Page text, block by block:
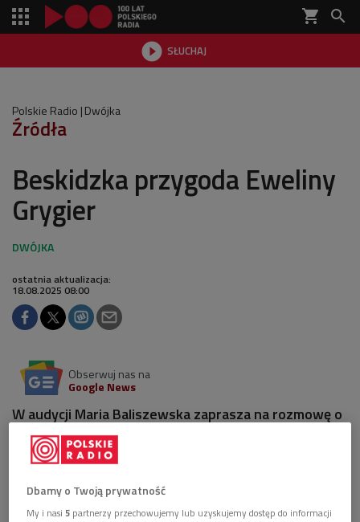
shopping_cart 
 SŁUCHAJ

Polskie Radio Dwójka
Źródła
Beskidzka przygoda Eweliny
Grygier
ostatnia aktualizacja:
18.08.2025 08:00
Obserwuj nas na
Google News
W audycji Maria Baliszewska zaprasza na rozmowę o
badaniach etnograficznych studentów
Uniwersytetu pod kierunkiem dr Eweliny Grygier -
powieści, spotkania, nagrania.
AUDIO 1 plik
Dbamy o Twoją prywatność
My i nasi 5 partnerzy przechowujemy lub uzyskujemy dostęp do informacji